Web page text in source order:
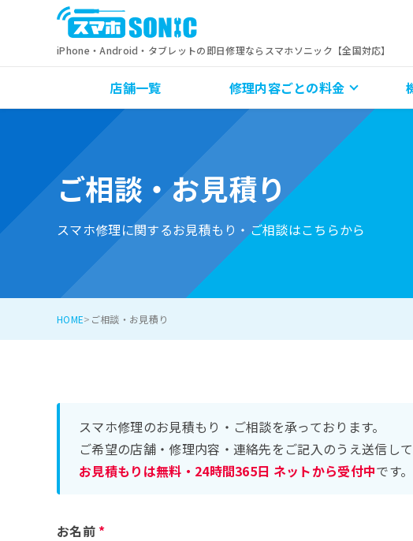
iPhone・Android・タブレットの即日修理ならスマホソニック【全国対応】
店舗一覧 修理内容ごとの料金
ご相談・お見積り
スマホ修理に関するお見積もり・ご相談はこちらから
HOME ご相談・お見積り
スマホ修理のお見積もり・ご相談を承っております。
ご希望の店舗・修理内容・連絡先をご記入のうえ送信して
お見積もりは無料・24時間365日 ネットから受付中です。
お名前 *